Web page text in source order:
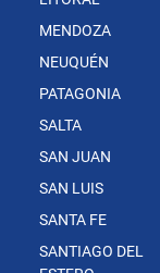
MENDOZA
NEUQUÉN
PATAGONIA
SALTA
SAN JUAN
SAN LUIS
SANTA FE
SANTIAGO DEL